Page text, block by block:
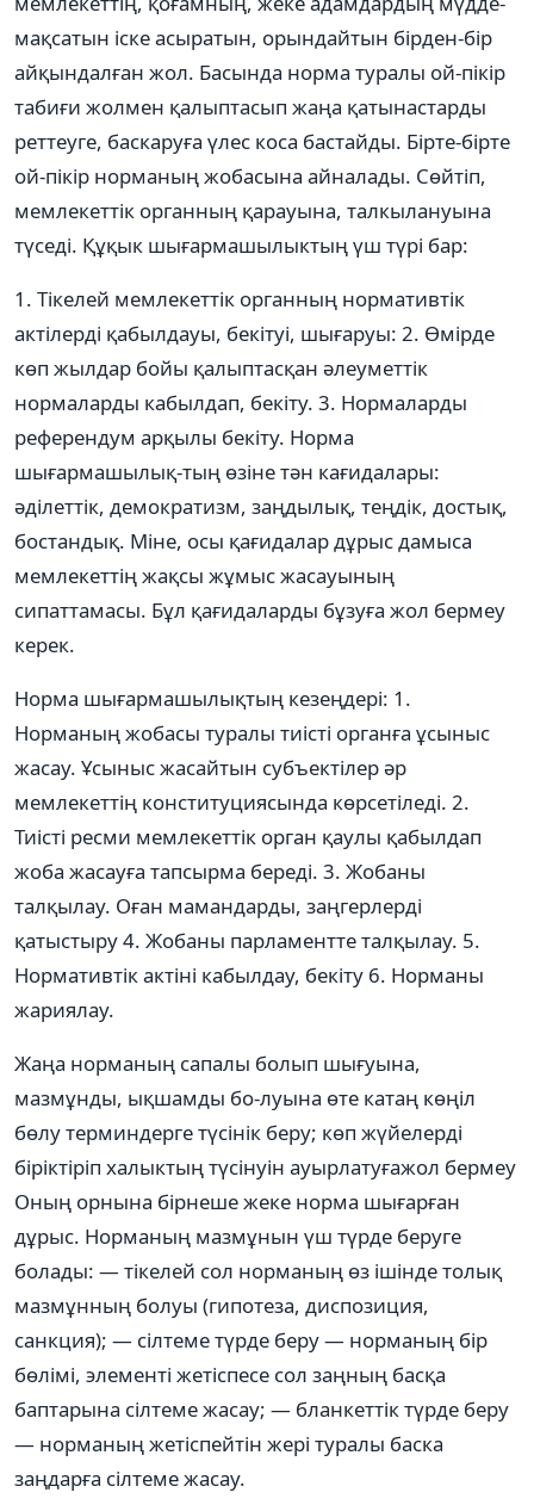
мақсатын iске асыратын, орындайтын бiрден-бiр
айқындалған жол. Басында норма туралы ой-пiкiр
табиғи жолмен қалыптасып жаңа қатынастарды
реттеуге, баскаруға үлес коса бастайды. Бiрте-бiрте
ой-пiкiр норманың жобасына айналады. Сөйтiп,
мемлекеттiк органның қарауына, талкылануына
түседi. Құқык шығармашылыктың үш түрі бар:
1. Тiкелей мемлекеттiк органның нормативтiк
актiлердi қабылдауы, бекiтуi, шығаруы: 2. Өмiрде
көп жылдар бойы қалыптасқан әлеуметтiк
нормаларды кабылдап, бекiту. 3. Нормаларды
референдум арқылы бекiту. Норма
шығармашылық-тың өзiне тән кағидалары:
әдiлеттiк, демократизм, заңдылық, теңдiк, достық,
бостандық. Мiне, осы қағидалар дұрыс дамыса
мемлекеттiң жақсы жұмыс жасауының
сипаттамасы. Бұл қағидаларды бұзуға жол бермеу
керек.
Норма шығармашылықтың кезеңдерi: 1.
Норманың жобасы туралы тиiстi органға ұсыныс
жасау. Ұсыныс жасайтын субъектiлер әр
мемлекеттiң конституциясында көрсетiледi. 2.
Тиiстi ресми мемлекеттiк орган қаулы қабылдап
жоба жасауға тапсырма бередi. 3. Жобаны
талқылау. Оған мамандарды, заңгерлердi
қатыстыру 4. Жобаны парламентте талқылау. 5.
Нормативтiк актiнi кабылдау, бекiту 6. Норманы
жариялау.
Жаңа норманың сапалы болып шығуына,
мазмұнды, ықшамды бо-луына өте катаң көңiл
бөлу терминдерге түсiнiк беру; көп жүйелердi
бiрiктiрiп халыктың түсiнуiн ауырлатуғажол бермеу
Оның орнына бiрнеше жеке норма шығарған
дұрыс. Норманың мазмұнын үш түрде беруге
болады: — тiкелей сол норманың өз iшiнде толық
мазмұнның болуы (гипотеза, диспозиция,
санкция); — сiлтеме түрде беру — норманың бiр
бөлiмi, элементi жетiспесе сол заңның басқа
баптарына сiлтеме жасау; — бланкеттiк түрде беру
— норманың жетiспейтiн жерi туралы баска
заңдарға сiлтеме жасау.